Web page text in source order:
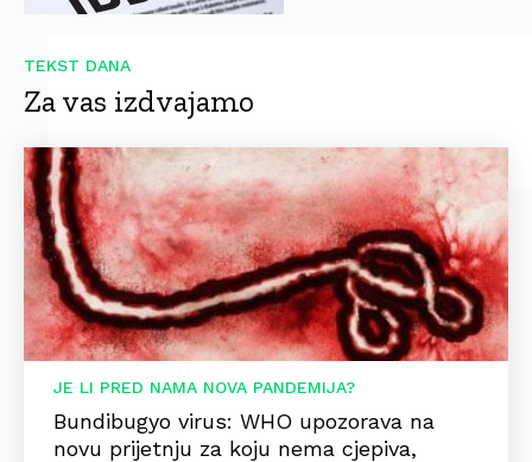
TEKST DANA
Za vas izdvajamo
JE LI PRED NAMA NOVA PANDEMIJA?
Bundibugyo virus: WHO upozorava na
novu prijetnju za koju nema cjepiva,